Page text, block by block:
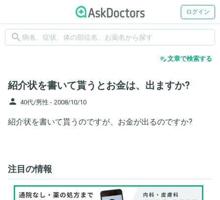
ログイン
search
edit_note文章で検索する
紹介状を書いて貰うとお金は、出ますか?
person 40代/男性 - 2008/10/10
紹介状を書いて貰うのですが、お金が出るのですか?
注目の情報